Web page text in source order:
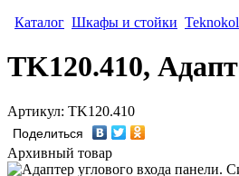
Каталог Шкафы и стойки Teknokol
TK120.410,
Артикул: TK120.410
Поделиться
Архивный товар